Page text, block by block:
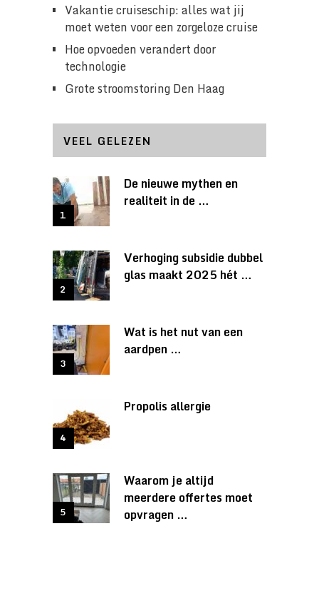
Vakantie cruiseschip: alles wat jij
moet weten voor een zorgeloze cruise
Hoe opvoeden verandert door
technologie
Grote stroomstoring Den Haag
VEEL GELEZEN
De nieuwe mythen en
realiteit in de …
Verhoging subsidie dubbel
glas maakt 2025 hét …
Wat is het nut van een
aardpen …
Propolis allergie
Waarom je altijd
meerdere offertes moet
opvragen …